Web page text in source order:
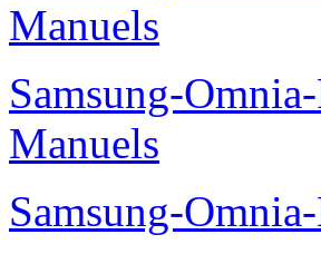
Manuels
Samsung-
Manuels
Samsung-